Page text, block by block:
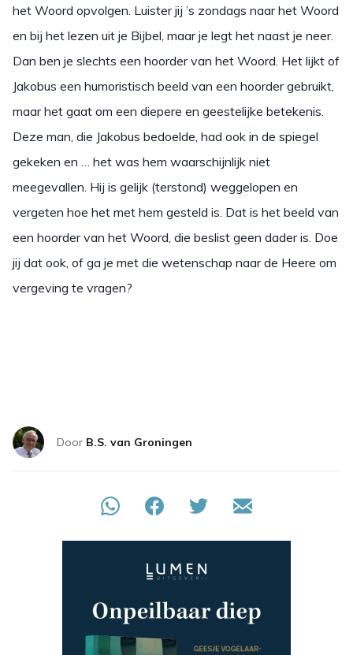
het Woord opvolgen. Luister jij ’s zondags naar het Woord
en bij het lezen uit je Bijbel, maar je legt het naast je neer.
Dan ben je slechts een hoorder van het Woord. Het lijkt of
Jakobus een humoristisch beeld van een hoorder gebruikt,
maar het gaat om een diepere en geestelijke betekenis.
Deze man, die Jakobus bedoelde, had ook in de spiegel
gekeken en … het was hem waarschijnlijk niet
meegevallen. Hij is gelijk (terstond) weggelopen en
vergeten hoe het met hem gesteld is. Dat is het beeld van
een hoorder van het Woord, die beslist geen dader is. Doe
jij dat ook, of ga je met die wetenschap naar de Heere om
vergeving te vragen?
Door B.S. van Groningen